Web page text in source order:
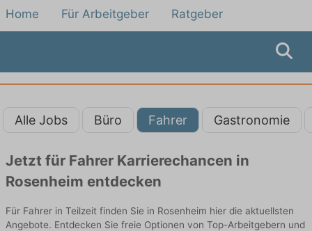
Home Für Arbeitgeber Ratgeber
Alle Jobs Büro Fahrer Gastronomie
Jetzt für Fahrer Karrierechancen in
Rosenheim entdecken
Für Fahrer in Teilzeit finden Sie in Rosenheim hier die aktuellsten
Angebote. Entdecken Sie freie Optionen von Top-Arbeitgebern und